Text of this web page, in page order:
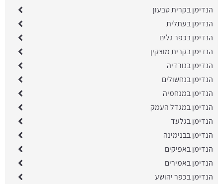
הנדימן בקרית טבעון
הנדימן בעתלית
הנדימן בכפר גלים
הנדימן בקרית מוצקין
הנדימן בנורדיה
הנדימן בנחשולים
הנדימן במנחמיה
הנדימן במגדל העמק
הנדימן בגלעד
הנדימן בבנימינה
הנדימן באפיקים
הנדימן באמירים
הנדימן בכפר יהושע